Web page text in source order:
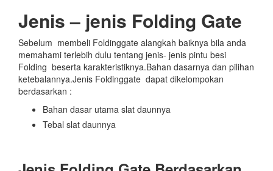
Jenis – jenis Folding Gate
Sebelum membeli Foldinggate alangkah baiknya bila anda
memahami terlebih dulu tentang jenis- jenis pintu besi
Folding beserta karakteristiknya.Bahan dasarnya dan pilihan
ketebalannya.Jenis Foldinggate dapat dikelompokan
berdasarkan :
Bahan dasar utama slat daunnya
Tebal slat daunnya